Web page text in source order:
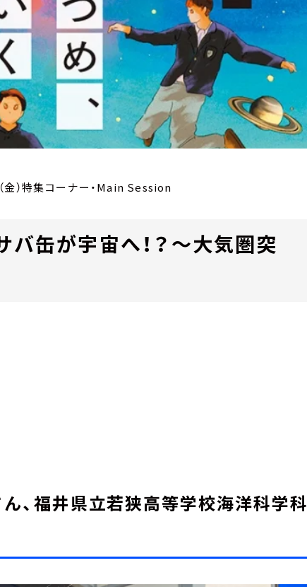
）特集コーナー・Main Session
バ缶が宇宙へ！？～大気圏突
、福井県立若狭高等学校海洋科学科